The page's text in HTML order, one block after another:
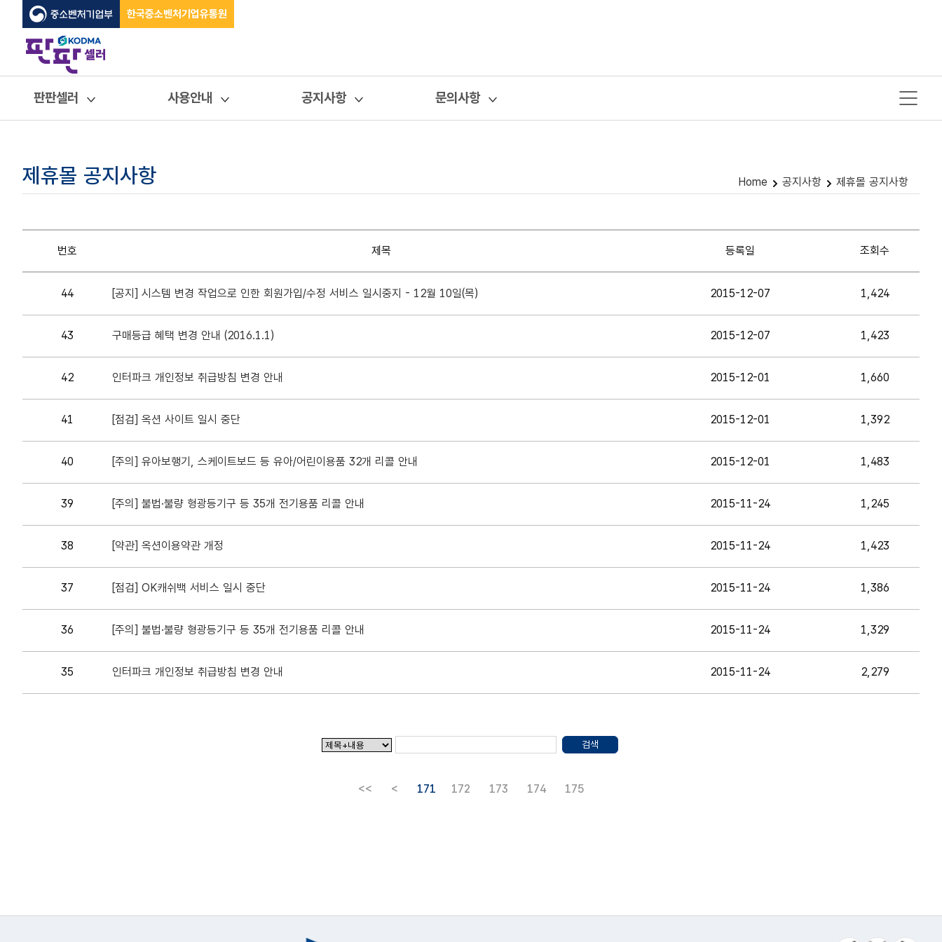
한국중소벤처기업유통원
판판셀러 사용안내 공지사항 문의사항
제휴몰 공지사항 Home 공지사항 제휴몰 공지사항
번호 제목 등록일 조회수
44 [공지] 시스템 변경 작업으로 인한 회원가입/수정 서비스 일시중지 - 12월 10일(목) 2015-12-07 1,424
43 구매등급 혜택 변경 안내 (2016.1.1) 2015-12-07 1,423
42 인터파크 개인정보 취급방침 변경 안내 2015-12-01 1,660
41 [점검] 옥션 사이트 일시 중단 2015-12-01 1,392
40 [주의] 유아보행기, 스케이트보드 등 유아/어린이용품 32개 리콜 안내 2015-12-01 1,483
39 [주의] 불법·불량 형광등기구 등 35개 전기용품 리콜 안내 2015-11-24 1,245
38 [약관] 옥션이용약관 개정 2015-11-24 1,423
37 [점검] OK캐쉬백 서비스 일시 중단 2015-11-24 1,386
36 [주의] 불법·불량 형광등기구 등 35개 전기용품 리콜 안내 2015-11-24 1,329
35 인터파크 개인정보 취급방침 변경 안내 2015-11-24 2,279
검색
<< < 171 172 173 174 175